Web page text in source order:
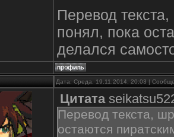
Перевод
понял, пока
делался
Дата: Среда, 19.11.2014, 20:03 |
Цитата
Перевод текста,
остаются